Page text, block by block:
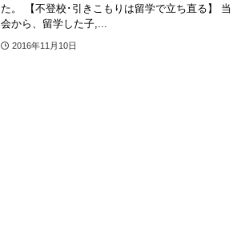
た。 【不登校･引きこもりは留学で立ち直る】 当
会から、留学した子,...
2016年11月10日